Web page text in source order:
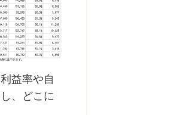
益率や自
、どこに